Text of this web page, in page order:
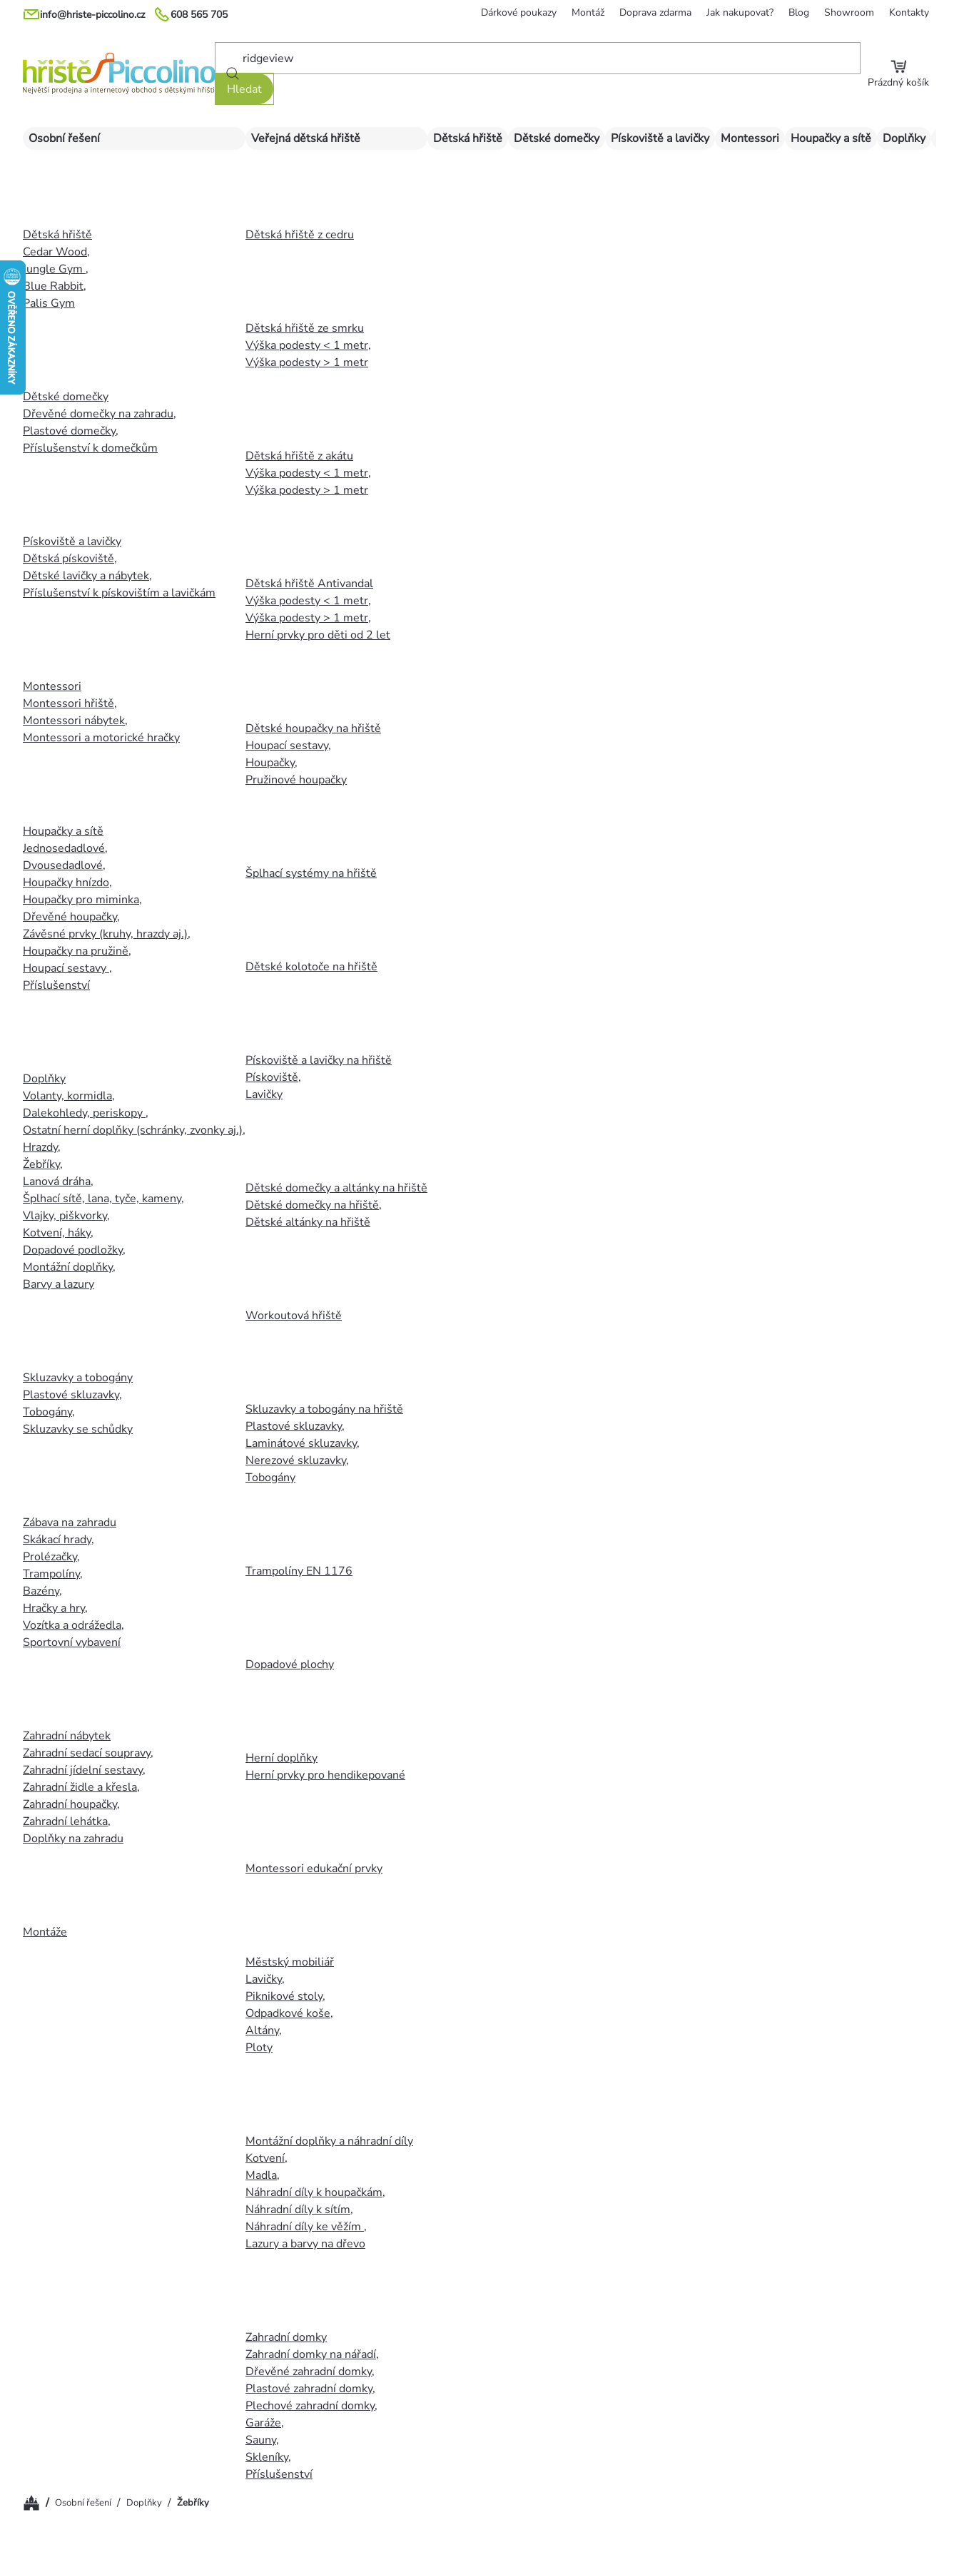
Přejít
608 565 705
info@hriste-piccolino.cz Dárkové poukazy Montáž Doprava zdarma Jak nakupovat? Blog Showroom Kontakty
Hledat Prázdný košík
Osobní řešení
Dětská hřiště
Cedar Wood,
Jungle Gym ,
Blue Rabbit,
Palis Gym
Dětské domečky
Dřevěné domečky na zahradu,
Plastové domečky,
Příslušenství k domečkům
Pískoviště a lavičky
Dětská pískoviště,
Dětské lavičky a nábytek,
Příslušenství k pískovištím a lavičkám
Montessori
Montessori hřiště,
Montessori nábytek,
Montessori a motorické hračky
Houpačky a sítě
Jednosedadlové,
Dvousedadlové,
Houpačky hnízdo,
Houpačky pro miminka,
Dřevěné houpačky,
Závěsné prvky (kruhy, hrazdy aj.),
Houpačky na pružině,
Houpací sestavy ,
Příslušenství
Doplňky
Volanty, kormidla,
Dalekohledy, periskopy ,
Ostatní herní doplňky (schránky, zvonky aj.),
Hrazdy,
Žebříky,
Lanová dráha,
Šplhací sítě, lana, tyče, kameny,
Vlajky, piškvorky,
Kotvení, háky,
Dopadové podložky,
Montážní doplňky,
Barvy a lazury
Skluzavky a tobogány
Plastové skluzavky,
Tobogány,
Skluzavky se schůdky
Zábava na zahradu
Skákací hrady,
Prolézačky,
Trampolíny,
Bazény,
Hračky a hry,
Vozítka a odrážedla,
Sportovní vybavení
Zahradní nábytek
Zahradní sedací soupravy,
Zahradní jídelní sestavy,
Zahradní židle a křesla,
Zahradní houpačky,
Zahradní lehátka,
Doplňky na zahradu
Montáže
Veřejná dětská hřiště
Dětská hřiště z cedru
Dětská hřiště ze smrku
Výška podesty < 1 metr,
Výška podesty > 1 metr
Dětská hřiště z akátu
Výška podesty < 1 metr,
Výška podesty > 1 metr
Dětská hřiště Antivandal
Výška podesty < 1 metr,
Výška podesty > 1 metr,
Herní prvky pro děti od 2 let
Dětské houpačky na hřiště
Houpací sestavy,
Houpačky,
Pružinové houpačky
Šplhací systémy na hřiště
Dětské kolotoče na hřiště
Pískoviště a lavičky na hřiště
Pískoviště,
Lavičky
Dětské domečky a altánky na hřiště
Dětské domečky na hřiště,
Dětské altánky na hřiště
Workoutová hřiště
Skluzavky a tobogány na hřiště
Plastové skluzavky,
Laminátové skluzavky,
Nerezové skluzavky,
Tobogány
Trampolíny EN 1176
Dopadové plochy
Herní doplňky
Herní prvky pro hendikepované
Montessori edukační prvky
Městský mobiliář
Lavičky,
Piknikové stoly,
Odpadkové koše,
Altány,
Ploty
Montážní doplňky a náhradní díly
Kotvení,
Madla,
Náhradní díly k houpačkám,
Náhradní díly k sítím,
Náhradní díly ke věžím ,
Lazury a barvy na dřevo
Zahradní domky
Zahradní domky na nářadí,
Dřevěné zahradní domky,
Plastové zahradní domky,
Plechové zahradní domky,
Garáže,
Sauny,
Skleníky,
Příslušenství
Dětská hřiště Dětské domečky Pískoviště a lavičky Montessori Houpačky a sítě Doplňky
Domů/ Osobní řešení / Doplňky / Žebříky